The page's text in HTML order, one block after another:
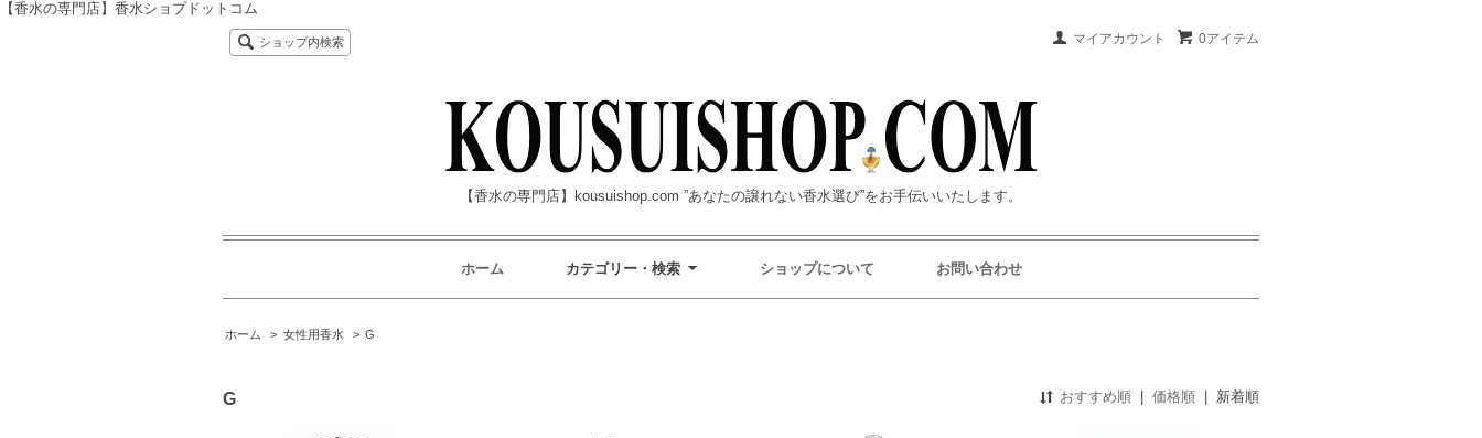
【香水の専門店】香水ショプドットコム
0アイテム
マイアカウント
ショップ内検索
【香水の専門店】kousuishop.com ”あなたの譲れない香水選び”をお手伝いいたします。
ホーム カテゴリー・検索 ショップについて お問い合わせ
ホーム > 女性用香水 > G
G おすすめ順 | 価格順 | 新着順